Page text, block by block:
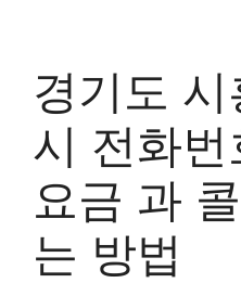
경기도
시 전화
요금 과
는 방법